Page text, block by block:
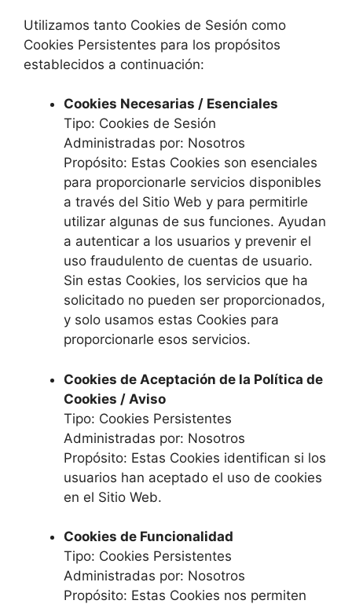
Utilizamos tanto Cookies de Sesión como
Cookies Persistentes para los propósitos
establecidos a continuación:
Cookies Necesarias / Esenciales
Tipo: Cookies de Sesión
Administradas por: Nosotros
Propósito: Estas Cookies son esenciales
para proporcionarle servicios disponibles
a través del Sitio Web y para permitirle
utilizar algunas de sus funciones. Ayudan
a autenticar a los usuarios y prevenir el
uso fraudulento de cuentas de usuario.
Sin estas Cookies, los servicios que ha
solicitado no pueden ser proporcionados,
y solo usamos estas Cookies para
proporcionarle esos servicios.
Cookies de Aceptación de la Política de
Cookies / Aviso
Tipo: Cookies Persistentes
Administradas por: Nosotros
Propósito: Estas Cookies identifican si los
usuarios han aceptado el uso de cookies
en el Sitio Web.
Cookies de Funcionalidad
Tipo: Cookies Persistentes
Administradas por: Nosotros
Propósito: Estas Cookies nos permiten